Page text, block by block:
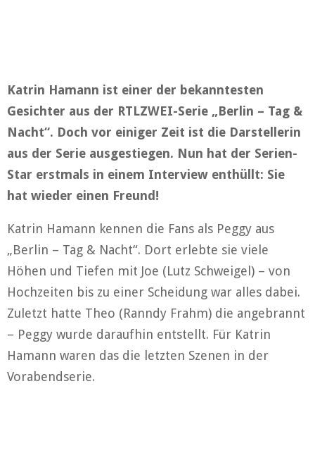
Katrin Hamann ist einer der bekanntesten
Gesichter aus der RTLZWEI-Serie „Berlin – Tag &
Nacht“. Doch vor einiger Zeit ist die Darstellerin
aus der Serie ausgestiegen. Nun hat der Serien-
Star erstmals in einem Interview enthüllt: Sie
hat wieder einen Freund!
Katrin Hamann kennen die Fans als Peggy aus
„Berlin – Tag & Nacht“. Dort erlebte sie viele
Höhen und Tiefen mit Joe (Lutz Schweigel) – von
Hochzeiten bis zu einer Scheidung war alles dabei.
Zuletzt hatte Theo (Ranndy Frahm) die angebrannt
– Peggy wurde daraufhin entstellt. Für Katrin
Hamann waren das die letzten Szenen in der
Vorabendserie.